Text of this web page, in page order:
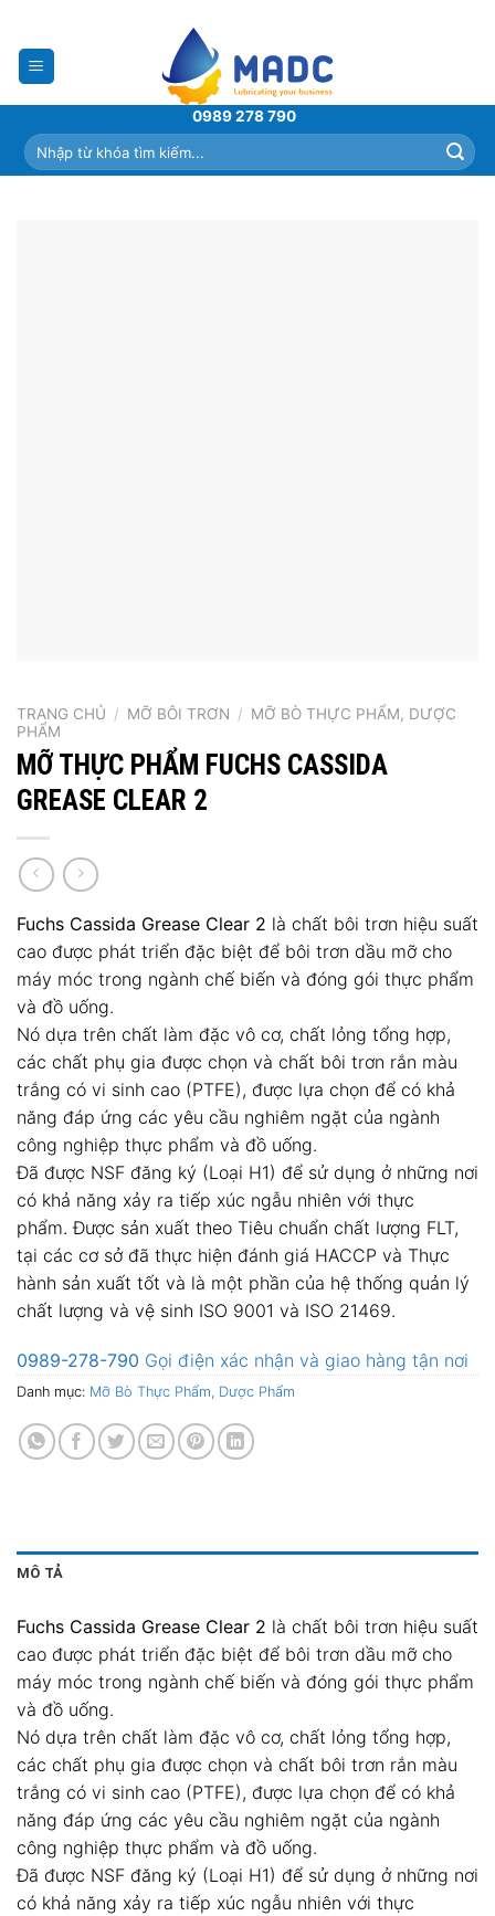
content
0989 278 790
Tìm
kiếm:
TRANG CHỦ / MỠ BÔI TRƠN / MỠ BÒ THỰC PHẨM, DƯỢC
PHẨM
MỠ THỰC PHẨM FUCHS CASSIDA
GREASE CLEAR 2
Fuchs Cassida Grease Clear 2 là chất bôi trơn hiệu suất
cao được phát triển đặc biệt để bôi trơn dầu mỡ cho
máy móc trong ngành chế biến và đóng gói thực phẩm
và đồ uống.
Nó dựa trên chất làm đặc vô cơ, chất lỏng tổng hợp,
các chất phụ gia được chọn và chất bôi trơn rắn màu
trắng có vi sinh cao (PTFE), được lựa chọn để có khả
năng đáp ứng các yêu cầu nghiêm ngặt của ngành
công nghiệp thực phẩm và đồ uống.
Đã được NSF đăng ký (Loại H1) để sử dụng ở những nơi
có khả năng xảy ra tiếp xúc ngẫu nhiên với thực
phẩm. Được sản xuất theo Tiêu chuẩn chất lượng FLT,
tại các cơ sở đã thực hiện đánh giá HACCP và Thực
hành sản xuất tốt và là một phần của hệ thống quản lý
chất lượng và vệ sinh ISO 9001 và ISO 21469.
0989-278-790 Gọi điện xác nhận và giao hàng tận nơi
Danh mục: Mỡ Bò Thực Phẩm, Dược Phẩm
MÔ TẢ
Fuchs Cassida Grease Clear 2 là chất bôi trơn hiệu suất
cao được phát triển đặc biệt để bôi trơn dầu mỡ cho
máy móc trong ngành chế biến và đóng gói thực phẩm
và đồ uống.
Nó dựa trên chất làm đặc vô cơ, chất lỏng tổng hợp,
các chất phụ gia được chọn và chất bôi trơn rắn màu
trắng có vi sinh cao (PTFE), được lựa chọn để có khả
năng đáp ứng các yêu cầu nghiêm ngặt của ngành
công nghiệp thực phẩm và đồ uống.
Đã được NSF đăng ký (Loại H1) để sử dụng ở những nơi
có khả năng xảy ra tiếp xúc ngẫu nhiên với thực